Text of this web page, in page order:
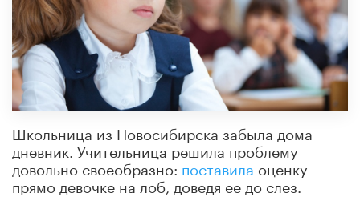
Школьница из Новосибирска забыла дома
дневник. Учительница решила проблему
довольно своеобразно: поставила оценку
прямо девочке на лоб, доведя ее до слез.